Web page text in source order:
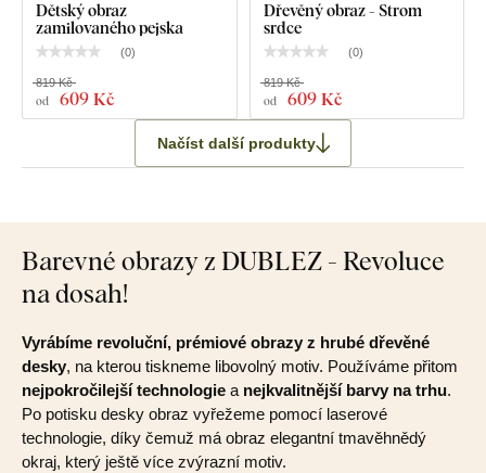
Dětský obraz
zamilovaného pejska
(0)
od 609 Kč
819 Kč
Dřevěný obraz - Strom
srdce
(0)
od 609 Kč
819 Kč
Načíst další produkty
Barevné obrazy z DUBLEZ - Revoluce
na dosah!
Vyrábíme revoluční, prémiové obrazy z hrubé dřevěné
desky, na kterou tiskneme libovolný motiv. Používáme přitom
nejpokročilejší technologie a nejkvalitnější barvy na trhu.
Po potisku desky obraz vyřežeme pomocí laserové
technologie, díky čemuž má obraz elegantní tmavěhnědý
okraj, který ještě více zvýrazní motiv.